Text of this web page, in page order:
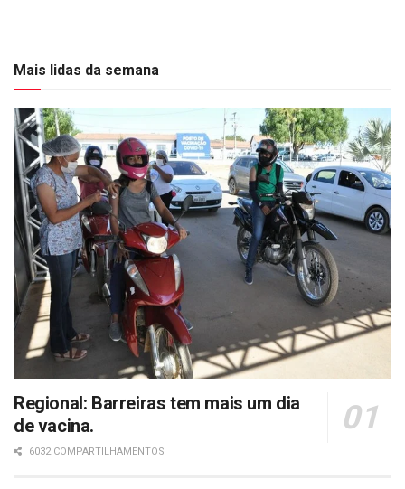
Mais lidas da semana
Regional: Barreiras tem mais um dia
de vacina.
6032 COMPARTILHAMENTOS